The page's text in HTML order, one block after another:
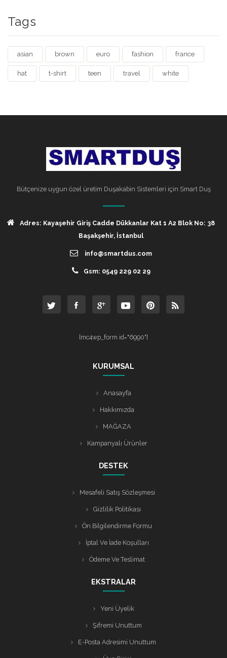
Tags
asian brown euro fashion france
hat t-shirt teen travel white
Bütçenize uygun özel üretim Duşakabin Sistemleri için Smart Duş
Adres: Kayaşehir Giriş Cadde Dükkanlar Kat 1 A2 Blok No: 38
Başakşehir, İstanbul
info@smartdus.com
Gsm: 0549 229 02 29
[mc4wp_form id="6990"]
KURUMSAL
Anasayfa
Hakkımızda
MAĞAZA
Kampanyalı Ürünler
DESTEK
Mesafeli Satış Sözleşmesi
Gizlilik Politikası
Ön Bilgilendirme Formu
İptal Ve İade Koşulları
Ödeme Ve Teslimat
EKSTRALAR
Yeni Üyelik
Şifremi Unuttum
E-Posta Adresimi Unuttum